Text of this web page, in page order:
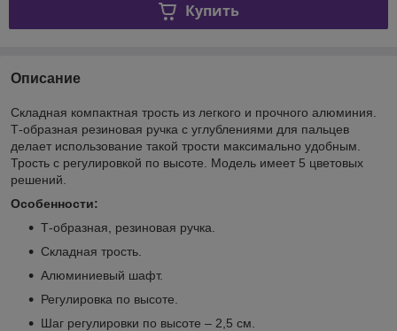
Купить
Описание
Складная компактная трость из легкого и прочного алюминия.
Т-образная резиновая ручка с углублениями для пальцев
делает использование такой трости максимально удобным.
Трость с регулировкой по высоте. Модель имеет 5 цветовых
решений.
Особенности:
Т-образная, резиновая ручка.
Складная трость.
Алюминиевый шафт.
Регулировка по высоте.
Шаг регулировки по высоте – 2,5 см.